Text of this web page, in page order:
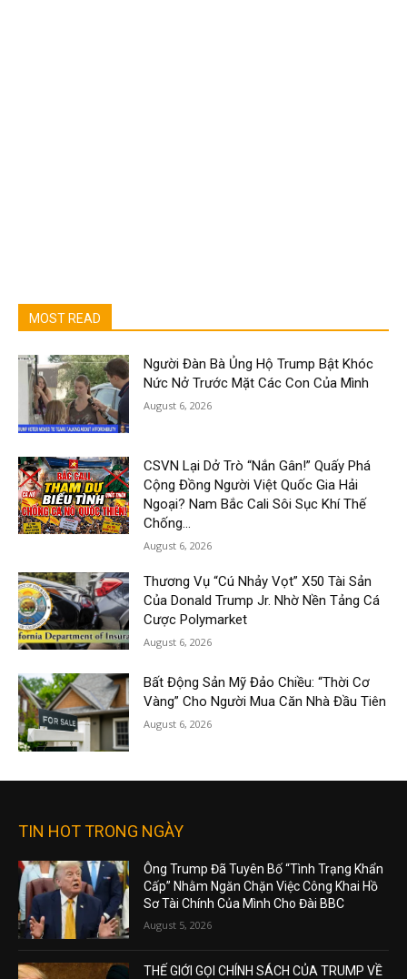
MOST READ
Người Đàn Bà Ủng Hộ Trump Bật Khóc
Nức Nở Trước Mặt Các Con Của Mình
August 6, 2026
CSVN Lại Dở Trò “Nắn Gân!” Quấy Phá
Cộng Đồng Người Việt Quốc Gia Hải
Ngoại? Nam Bắc Cali Sôi Sục Khí Thế
Chống...
August 6, 2026
Thương Vụ “Cú Nhảy Vọt” X50 Tài Sản
Của Donald Trump Jr. Nhờ Nền Tảng Cá
Cược Polymarket
August 6, 2026
Bất Động Sản Mỹ Đảo Chiều: “Thời Cơ
Vàng” Cho Người Mua Căn Nhà Đầu Tiên
August 6, 2026
TIN HOT TRONG NGÀY
Ông Trump Đã Tuyên Bố “Tình Trạng Khẩn
Cấp” Nhằm Ngăn Chặn Việc Công Khai Hồ
Sơ Tài Chính Của Mình Cho Đài BBC
August 5, 2026
THẾ GIỚI GỌI CHÍNH SÁCH CỦA TRUMP VỀ